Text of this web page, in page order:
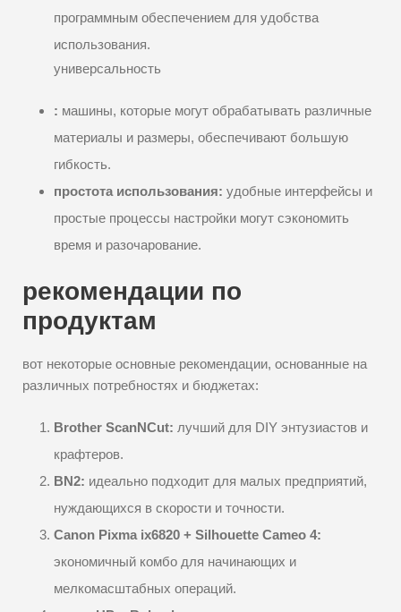
программным обеспечением для удобства
использования.
универсальность
: машины, которые могут обрабатывать различные
материалы и размеры, обеспечивают большую
гибкость.
простота использования: удобные интерфейсы и
простые процессы настройки могут сэкономить
время и разочарование.
рекомендации по
продуктам
вот некоторые основные рекомендации, основанные на
различных потребностях и бюджетах:
Brother ScanNCut: лучший для DIY энтузиастов и
крафтеров.
BN2: идеально подходит для малых предприятий,
нуждающихся в скорости и точности.
Canon Pixma ix6820 + Silhouette Cameo 4:
экономичный комбо для начинающих и
мелкомасштабных операций.